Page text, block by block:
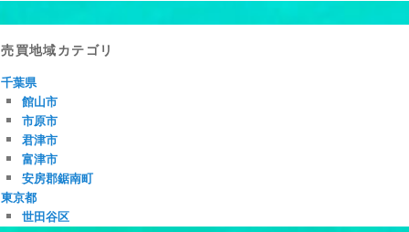
売買地域カテゴリ
千葉県
館山市
市原市
君津市
富津市
安房郡鋸南町
東京都
世田谷区